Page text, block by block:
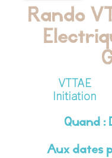
Rando
VTTAE
Initiation
Quand :
Aux dates